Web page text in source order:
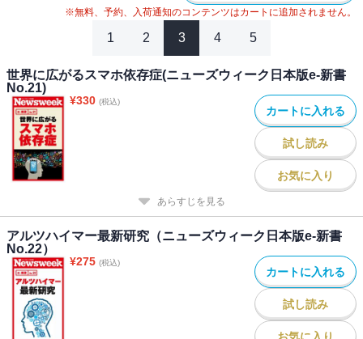
※無料、予約、入荷通知のコンテンツはカートに追加されません。
1 2 3 4 5
世界に広がるスマホ依存症(ニューズウィーク日本版e-新書
No.21)
¥330 (税込)
カートに入れる
試し読み
お気に入り
あらすじを見る
アルツハイマー最新研究（ニューズウィーク日本版e-新書
No.22）
¥275 (税込)
カートに入れる
試し読み